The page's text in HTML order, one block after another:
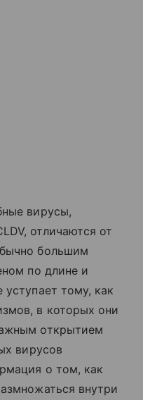
вирусы,
отличаются от
большим
по длине и
тому, как
в которых они
открытием
вирусов
о том, как
внутри